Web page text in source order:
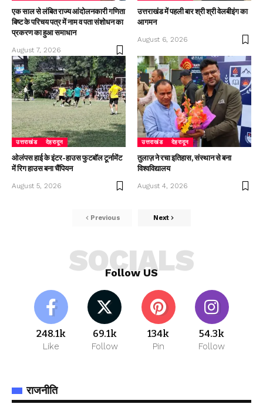
एक साल से लंबित राज्य आंदोलनकारी गणिता
बिष्ट के परिचय पत्र में नाम व पता संशोधन का
प्रकरण का हुआ समाधान
August 7, 2026
उत्तराखंड में पहली बार श्री श्री वेलबीइंग का
आगमन
August 6, 2026
उत्तराखंड देहरादून
ओलंपस हाई के इंटर-हाउस फुटबॉल टूर्नामेंट
में रिग हाउस बना चैंपियन
August 5, 2026
उत्तराखंड देहरादून
तुलाज़ ने रचा इतिहास, संस्थान से बना
विश्वविद्यालय
August 4, 2026
Previous Next
Follow US
SOCIALS
248.1k
Like
69.1k
Follow
134k
Pin
54.3k
Follow
राजनीति